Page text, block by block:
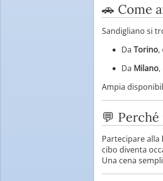
🚗 Come
Sandigliano si
Da Torino,
Da Milano
Ampia
💬
Partecipare alla
cibo diventa
Una cena